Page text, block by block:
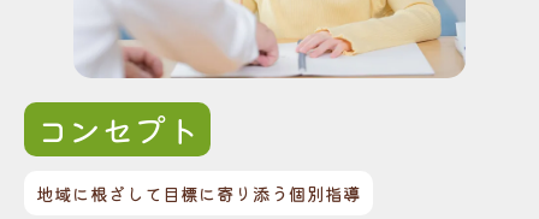
コンセプト
地域に根ざして目標に寄り添う個別指導